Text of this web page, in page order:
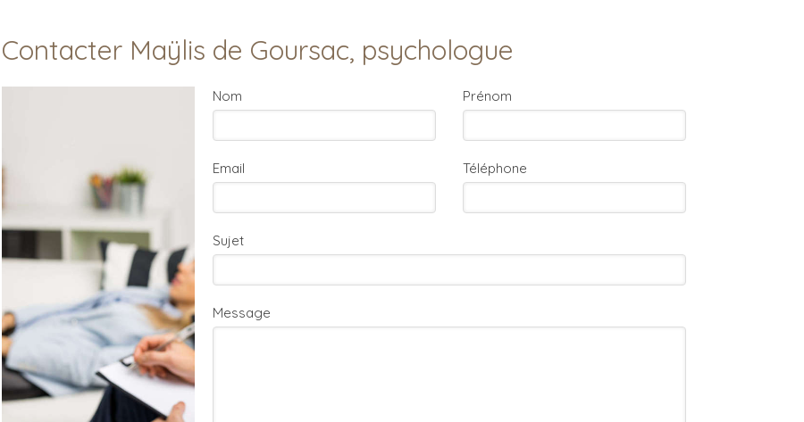
Contacter Maÿlis de Goursac, psychologue
Nom Prénom
Email Téléphone
Sujet
Message